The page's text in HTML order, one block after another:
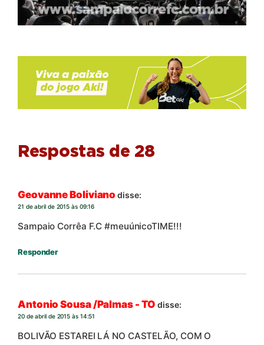
Respostas de 28
Geovanne Boliviano disse:
21 de abril de 2015 às 09:16
Sampaio Corrêa F.C #meuúnicoTIME!!!
Responder
Antonio Sousa /Palmas - TO disse:
20 de abril de 2015 às 14:51
BOLIVÃO ESTAREI LÁ NO CASTELÃO, COM O